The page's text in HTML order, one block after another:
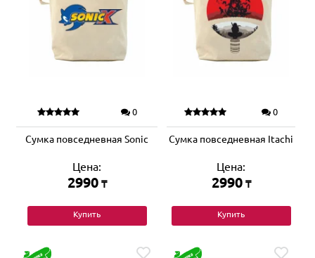
0
Сумка повседневная Sonic
Цена:
2990 ₸
Купить
0
Сумка повседневная Itachi
Цена:
2990 ₸
Купить